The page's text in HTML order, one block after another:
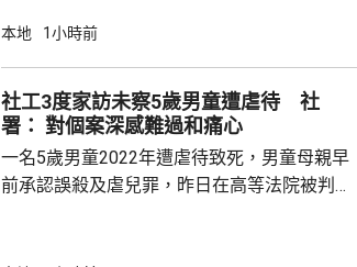
蓋油尖旺、九龍城、黃大仙及觀塘，覆蓋超過
階段投入服務，首階段於10月展開，第二階段
3座大樓工程進度符合預期，預計於2028年投
入服務。政府指，啟德醫院總建築樓...
本地 1小時前
社工3度家訪未察5歲男童遭虐待 社
署： 對個案深感難過和痛心
一名5歲男童2022年遭虐待致死，男童母親早
前承認誤殺及虐兒罪，昨日在高等法院被判監